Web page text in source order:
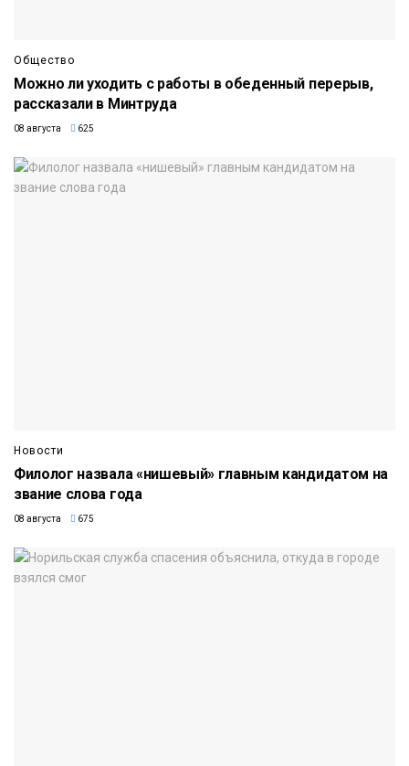
Общество
Можно ли уходить с работы в обеденный перерыв,
рассказали в Минтруда
08 августа 625
Новости
Филолог назвала «нишевый» главным кандидатом на
звание слова года
08 августа 675